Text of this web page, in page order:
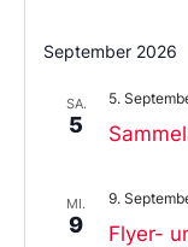
September 2026
SA.
5
5.
MI.
9
Flyer-
9.